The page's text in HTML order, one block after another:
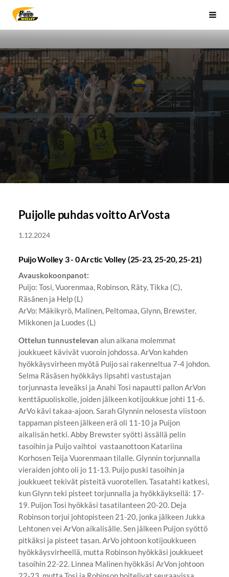
Siirry
sivun
Sivuston etusivulle
Puijolle puhdas voitto ArVosta
1.12.2024
Puijo Wolley 3 - 0 Arctic Volley (25-23, 25-20, 25-21)
Avauskokoonpanot:
Puijo: Tosi, Vuorenmaa, Robinson, Räty, Tikka (C),
Räsänen ja Help (L)
ArVo: Mäkikyrö, Malinen, Peltomaa, Glynn, Brewster,
Mikkonen ja Luodes (L)
Ottelun tunnustelevan alun aikana molemmat
joukkueet kävivät vuoroin johdossa. ArVon kahden
hyökkäysvirheen myötä Puijo sai rakenneltua 7-4 johdon.
Selma Räsäsen hyökkäys lipsahti vastustajan
torjunnasta leveäksi ja Anahi Tosi napautti pallon ArVon
kenttäpuoliskolle, joiden jälkeen kotijoukkue johti 11-6.
ArVo kävi takaa-ajoon. Sarah Glynnin nelosesta viistoon
tappaman pisteen jälkeen erä oli 11-10 ja Puijon
aikalisän hetki. Abby Brewster syötti ässällä pelin
tasoihin ja Puijo vaihtoi vastaanottoon Katariina
Korhosen Teija Vuorenmaan tilalle. Glynnin torjunnalla
vieraiden johto oli jo 11-13. Puijo puski tasoihin ja
joukkueet tekivät pisteitä vuorotellen. Tasatahti katkesi,
kun Glynn teki pisteet torjunnalla ja hyökkäyksellä: 17-
19. Puijon Tosi hyökkäsi tasatilanteen 20-20. Deja
Robinson torjui johtopisteen 21-20, jonka jälkeen Jukka
Lehtonen vei ArVon aikalisälle. Sen jälkeen Puijon syöttö
pitkäksi ja pisteet tasan. ArVo johtoon kotijoukkueen
hyökkäysvirheellä, mutta Robinson hyökkäsi joukkueet
tasoihin 22-22. Linnea Malinen hyökkäsi ArVon johtoon